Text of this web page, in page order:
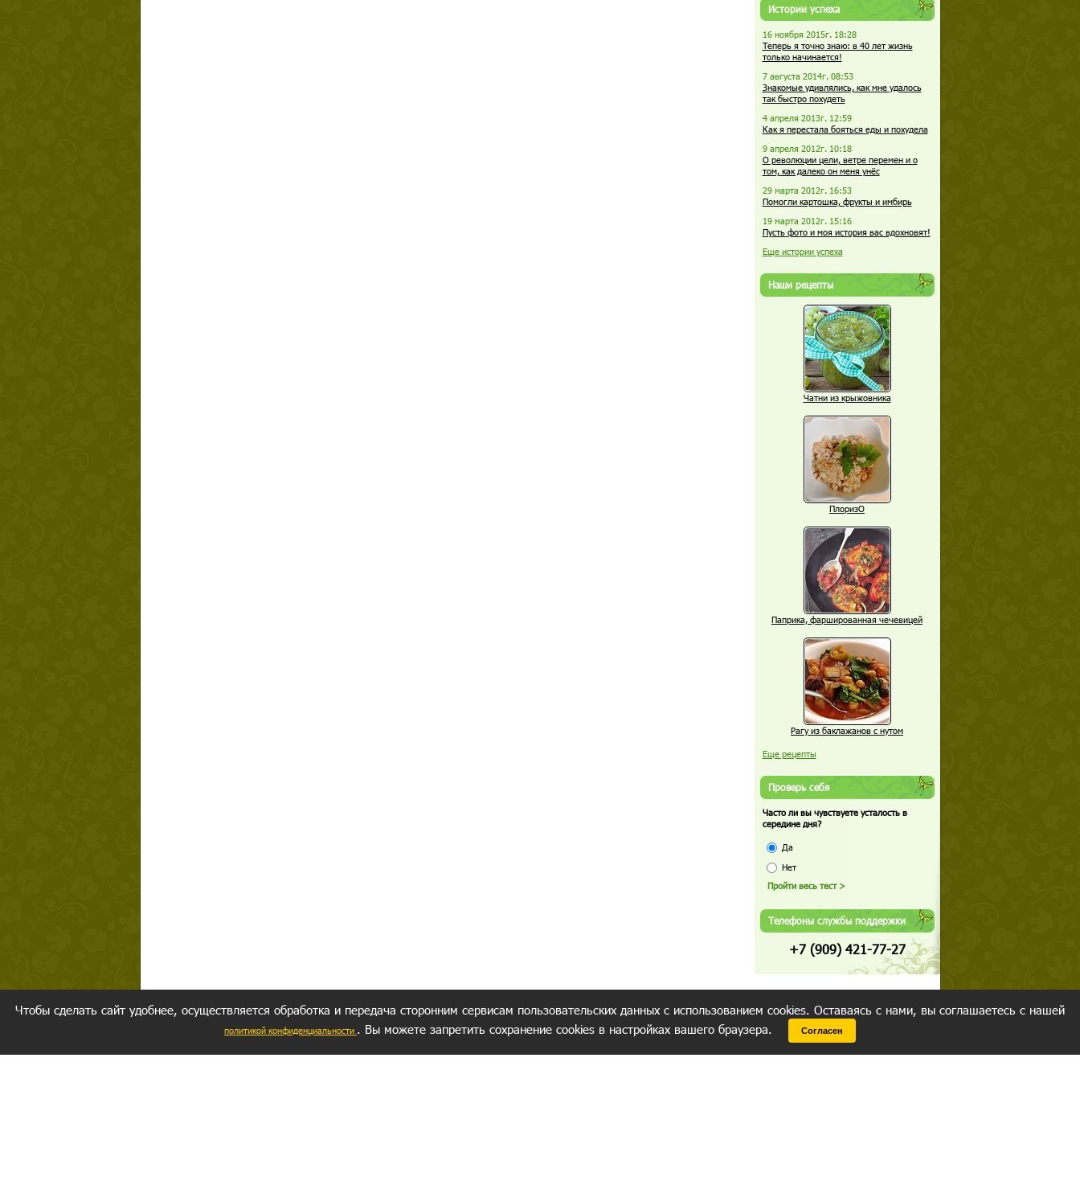
Истории успеха
16 ноября 2015г. 18:28
Теперь я точно знаю: в 40 лет жизнь
только начинается!
7 августа 2014г. 08:53
Знакомые удивлялись, как мне удалось
так быстро похудеть
4 апреля 2013г. 12:59
Как я перестала бояться еды и похудела
9 апреля 2012г. 10:18
О революции цели, ветре перемен и о
том, как далеко он меня унёс
29 марта 2012г. 16:53
Помогли картошка, фрукты и имбирь
19 марта 2012г. 15:16
Пусть фото и моя история вас вдохновят!
Еще истории успеха
Наши рецепты
Чатни из крыжовника
ПлоризО
Паприка, фаршированная чечевицей
Рагу из баклажанов с нутом
Еще рецепты
Проверь себя
Часто ли вы чувствуете усталость в
середине дня?
Да
Нет
Телефоны службы поддержки
+7 (909) 421-77-27
Чтобы сделать сайт удобнее, осуществляется обработка и передача сторонним сервисам пользовательских данных с использованием cookies. Оставаясь с нами, вы соглашаетесь с нашей
политикой конфиденциальности . Вы можете запретить сохранение cookies в настройках вашего браузера. Согласен